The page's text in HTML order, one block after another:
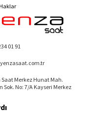
01 91
Saat Merkez Hunat Mah.
Sok. No: 7/A Kayseri Merkez